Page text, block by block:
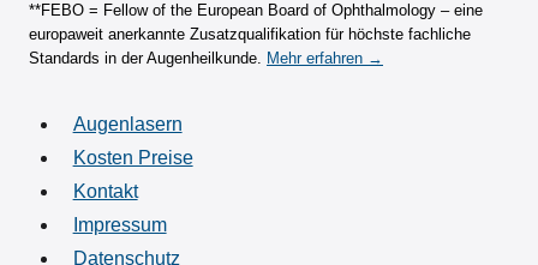
**FEBO = Fellow of the European Board of Ophthalmology – eine
europaweit anerkannte Zusatzqualifikation für höchste fachliche
Standards in der Augenheilkunde. Mehr erfahren →
Augenlasern
Kosten Preise
Kontakt
Impressum
Datenschutz